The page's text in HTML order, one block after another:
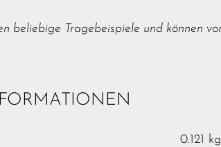
beliebige Tragebeispiele und können
0.121 kg